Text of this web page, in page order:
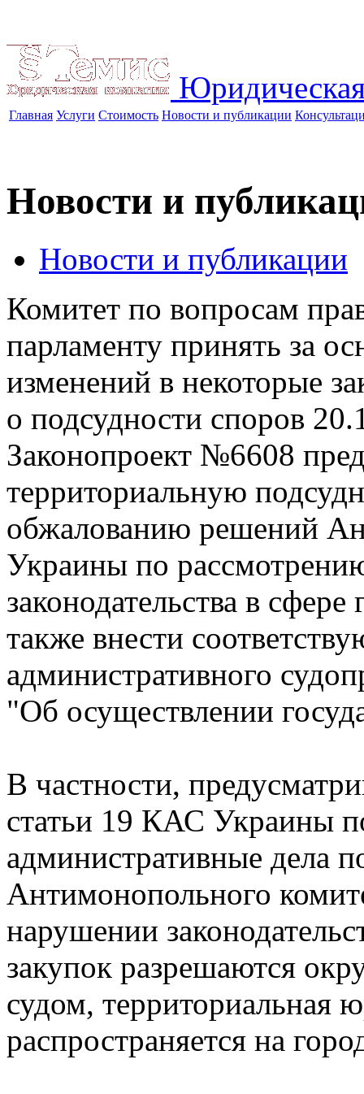
Главная Услуги Стоимость Новости и публикации
Новости и
Новости и публикации
Комитет по вопросам
парламенту принять за
изменений в некоторые
о подсудности споров
Законопроект №6608
территориальную
обжалованию решений
Украины по
законодательства в
также внести
административного
"Об осуществлении
В частности,
статьи 19 КАС Украины
административные дела
Антимонопольного
нарушении
закупок разрешаются
судом, территориальная
распространяется на